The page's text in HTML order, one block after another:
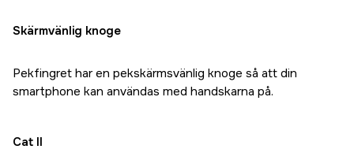
Skärmvänlig knoge
Pekfingret har en pekskärmsvänlig knoge så att din
smartphone kan användas med handskarna på.
Cat II